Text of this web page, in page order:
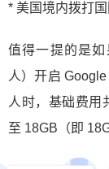
* 美国境内拨打
值得一提的是
人）开启
人时，基础费用
至 18GB（即